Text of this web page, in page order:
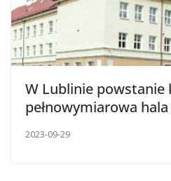
W Lublinie powstanie
pełnowymiarowa
2023-09-29